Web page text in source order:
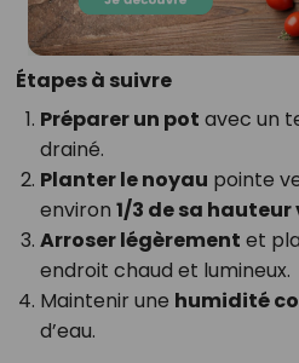
Étapes à suivre
Préparer un pot avec un
drainé.
Planter le noyau pointe
environ 1/3 de sa hauteur
Arroser légèrement et
endroit chaud et lumineux.
Maintenir une humidité
d’eau.